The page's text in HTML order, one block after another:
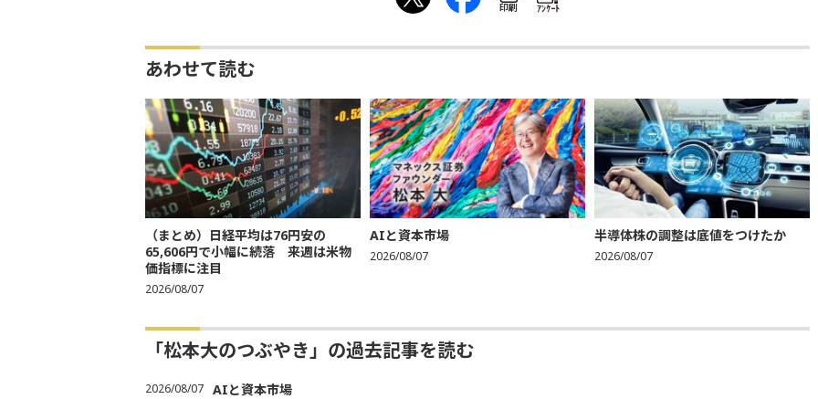
印刷 ｱﾝｹｰﾄ
あわせて読む
（まとめ）日経平均は76円安の
65,606円で小幅に続落 来週は米物
価指標に注目
2026/08/07
AIと資本市場
2026/08/07
半導体株の調整は底値をつけたか
2026/08/07
「松本大のつぶやき」の過去記事を読む
2026/08/07 AIと資本市場